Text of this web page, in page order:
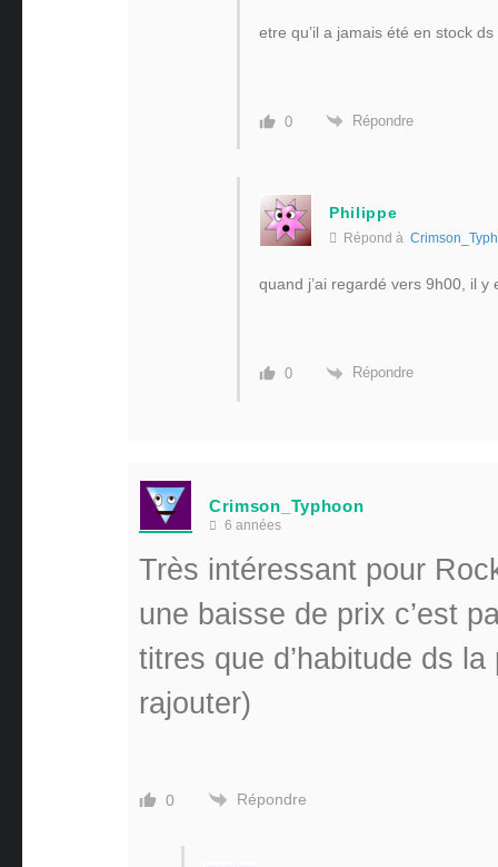
etre qu’il a jamais été en stock
0 Répondre
Philippe
Répond à
quand j’ai regardé vers 9h00, il
0 Répondre
Crimson_Typhoon
6 années
Très intéressant pour
une baisse de prix c’est
titres que d’habitude ds
rajouter)
0 Répondre